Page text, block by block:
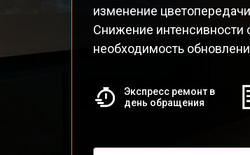
изменение
Снижение интенсивности
необходимость
Экспресс ремонт в
день обращения